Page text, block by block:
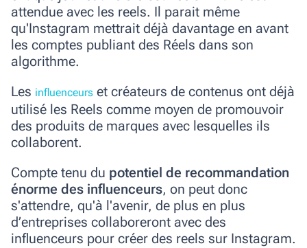
attendue avec les reels. Il parait même
qu'Instagram mettrait déjà davantage en avant
les comptes publiant des Réels dans son
algorithme.
Les influenceurs et créateurs de contenus ont déjà
utilisé les Reels comme moyen de promouvoir
des produits de marques avec lesquelles ils
collaborent.
Compte tenu du potentiel de recommandation
énorme des influenceurs, on peut donc
s'attendre, qu'à l'avenir, de plus en plus
d’entreprises collaboreront avec des
influenceurs pour créer des reels sur Instagram.